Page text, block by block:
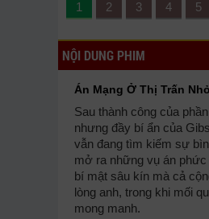
1 2 3 4 5
NỘI DUNG PHIM
Án Mạng Ở Thị Trấn
Sau thành công của
nhưng đầy bí ẩn của
vẫn đang tìm kiếm sự
mở ra những vụ án
bí mật sâu kín mà cả
lòng anh, trong khi mối
mong manh.